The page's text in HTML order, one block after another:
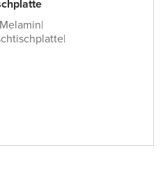
Melamin|
|